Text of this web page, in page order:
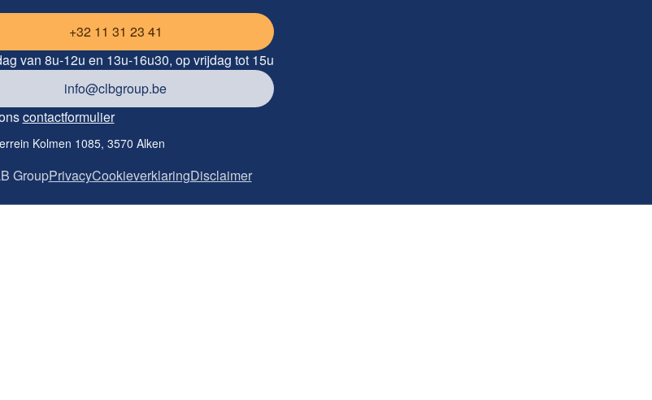
+32 11 31 23 41
van 8u-12u en 13u-16u30, op vrijdag tot 15u
info@clbgroup.be
contactformulier
Kolmen 1085, 3570 Alken
GroupPrivacyCookieverklaringDisclaimer